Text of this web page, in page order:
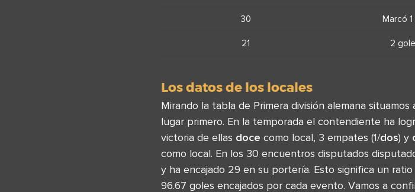
30 Marcó
21 2
Los datos de los locales
Mirando la tabla de Primera división alemana
lugar primero. En la temporada el contendiente ha
victoria de ellas doce como local, 3 empates (1/dos) y
como local. En los 30 encuentros disputados
y ha encajado 29 en su portería. Esto significa un
96.67 goles encajados por cada evento. Vamos a